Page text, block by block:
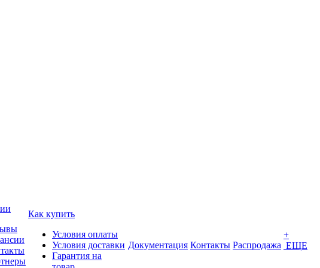
Как купить
Условия оплаты
Условия доставки
Гарантия на
Документация Контакты Распродажа
+
ЕЩЕ